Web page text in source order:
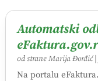
Automatski
od straneMarija Đorđić|
Na portalu